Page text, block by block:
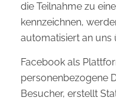
die Teilnahme zu
kennzeichnen,
automatisiert an uns
Facebook als
personenbezogene
Besucher, erstellt